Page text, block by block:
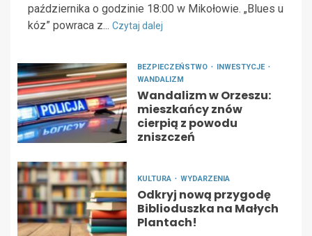
października o godzinie 18:00 w Mikołowie. „Blues u
kóz” powraca z... Czytaj dalej
BEZPIECZEŃSTWO
INWESTYCJE
WANDALIZM
Wandalizm w Orzeszu:
mieszkańcy znów
cierpią z powodu
zniszczeń
KULTURA WYDARZENIA
Odkryj nową przygodę
Biblioduszka na Małych
Plantach!